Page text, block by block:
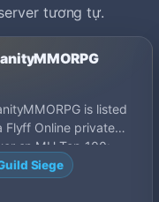
tương tự.
is listed
Flyff Online private
on MU Top 100:
Siege High, Unit…
Siege